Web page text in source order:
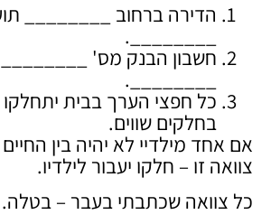
הדירה ברחוב ________
________.
חשבון הבנק מס' ________
________.
כל חפצי הערך בבית יתחלקו
בחלקים שווים.
אם אחד מילדיי לא יהיה בין
צוואה זו – חלקו יעבור לילדיו.
כל צוואה שכתבתי בעבר – בטלה.